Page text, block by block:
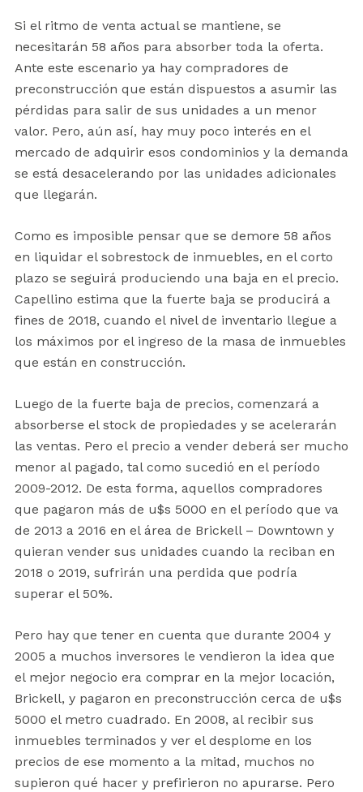
Si el ritmo de venta actual se mantiene, se
necesitarán 58 años para absorber toda la oferta.
Ante este escenario ya hay compradores de
preconstrucción que están dispuestos a asumir las
pérdidas para salir de sus unidades a un menor
valor. Pero, aún así, hay muy poco interés en el
mercado de adquirir esos condominios y la demanda
se está desacelerando por las unidades adicionales
que llegarán.
Como es imposible pensar que se demore 58 años
en liquidar el sobrestock de inmuebles, en el corto
plazo se seguirá produciendo una baja en el precio.
Capellino estima que la fuerte baja se producirá a
fines de 2018, cuando el nivel de inventario llegue a
los máximos por el ingreso de la masa de inmuebles
que están en construcción.
Luego de la fuerte baja de precios, comenzará a
absorberse el stock de propiedades y se acelerarán
las ventas. Pero el precio a vender deberá ser mucho
menor al pagado, tal como sucedió en el período
2009-2012. De esta forma, aquellos compradores
que pagaron más de u$s 5000 en el período que va
de 2013 a 2016 en el área de Brickell – Downtown y
quieran vender sus unidades cuando la reciban en
2018 o 2019, sufrirán una perdida que podría
superar el 50%.
Pero hay que tener en cuenta que durante 2004 y
2005 a muchos inversores le vendieron la idea que
el mejor negocio era comprar en la mejor locación,
Brickell, y pagaron en preconstrucción cerca de u$s
5000 el metro cuadrado. En 2008, al recibir sus
inmuebles terminados y ver el desplome en los
precios de ese momento a la mitad, muchos no
supieron qué hacer y prefirieron no apurarse. Pero